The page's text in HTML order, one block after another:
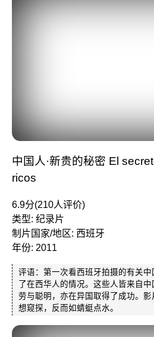
中国人·新贵的秘密 El
ricos
6.9分(210人评价)
类型: 纪录片
制片国家/地区: 西班牙
年份: 2011
评语：第一次看西班牙拍摄的有关
了在西华人的情况。这些人皆来自
劳与聪明，亦在异国取得了成功。
想窥探，反而如蜻蜓点水。